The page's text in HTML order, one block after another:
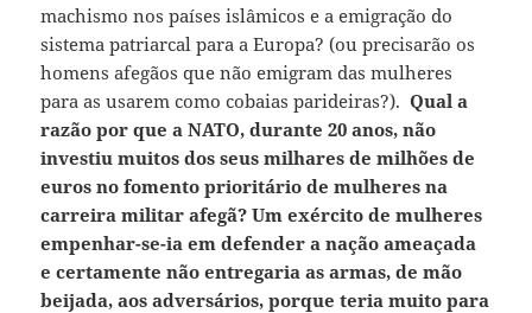
machismo nos países islâmicos e a emigração do
sistema patriarcal para a Europa? (ou precisarão os
homens afegãos que não emigram das mulheres
para as usarem como cobaias parideiras?). Qual a
razão por que a NATO, durante 20 anos, não
investiu muitos dos seus milhares de milhões de
euros no fomento prioritário de mulheres na
carreira militar afegã? Um exército de mulheres
empenhar-se-ia em defender a nação ameaçada
e certamente não entregaria as armas, de mão
beijada, aos adversários, porque teria muito para